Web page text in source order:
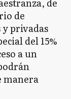
de
de
privadas
del 15%
a un
manera